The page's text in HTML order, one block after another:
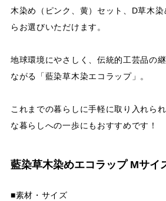
木染め（ピンク、黄）セット、D草木
らお選びいただけます。
地球環境にやさしく、伝統的工芸品の
ながる「藍染草木染エコラップ」。
これまでの暮らしに手軽に取り入れら
な暮らしへの一歩にもおすすめです！
藍染草木染めエコラップ Mサイ
■素材・サイズ